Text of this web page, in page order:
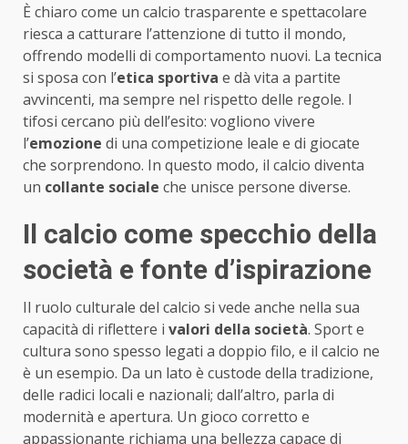
È chiaro come un calcio trasparente e spettacolare
riesca a catturare l’attenzione di tutto il mondo,
offrendo modelli di comportamento nuovi. La tecnica
si sposa con l’etica sportiva e dà vita a partite
avvincenti, ma sempre nel rispetto delle regole. I
tifosi cercano più dell’esito: vogliono vivere
l’emozione di una competizione leale e di giocate
che sorprendono. In questo modo, il calcio diventa
un collante sociale che unisce persone diverse.
Il calcio come specchio della
società e fonte d’ispirazione
Il ruolo culturale del calcio si vede anche nella sua
capacità di riflettere i valori della società. Sport e
cultura sono spesso legati a doppio filo, e il calcio ne
è un esempio. Da un lato è custode della tradizione,
delle radici locali e nazionali; dall’altro, parla di
modernità e apertura. Un gioco corretto e
appassionante richiama una bellezza capace di